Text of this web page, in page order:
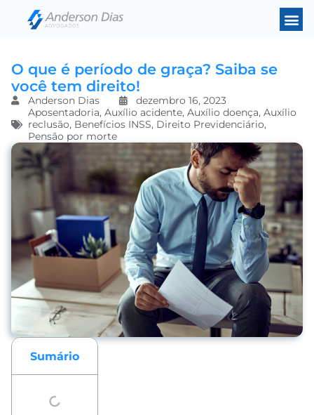
O que é período de graça? Saiba se
você tem direito!
Anderson Dias
dezembro 16, 2023
Aposentadoria, Auxílio acidente, Auxílio doença, Auxílio
reclusão, Benefícios INSS, Direito Previdenciário,
Pensão por morte
Sumário